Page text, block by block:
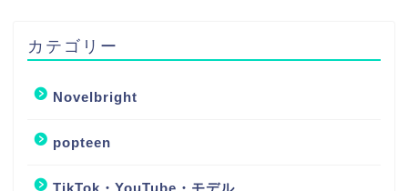
カテゴリー
Novelbright
popteen